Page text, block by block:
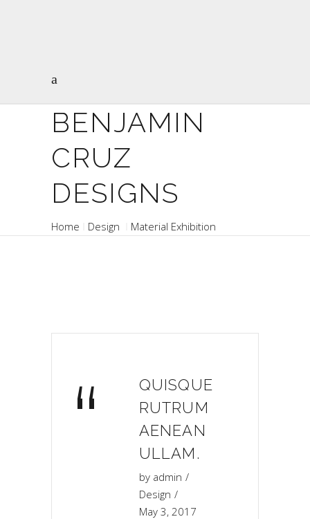
BENJAMIN
CRUZ
DESIGNS
Home Design Material Exhibition
“
QUISQUE
RUTRUM
AENEAN
ULLAM.
by admin
Design
May 3, 2017